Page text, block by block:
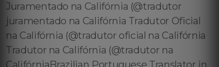
Juramentado na Califórnia (@tradutor
juramentado na Califórnia Tradutor Oficial
na Califórnia (@tradutor oficial na Califórnia
Tradutor na Califórnia (@tradutor na
CalifórniaBrazilian Portuguese Translator in